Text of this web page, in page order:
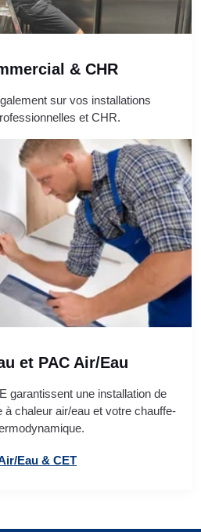
& CHR
sur vos installations
et CHR.
et PAC Air/Eau
garantissent une installation de
à chaleur air/eau et votre chauffe-
Eau & CET